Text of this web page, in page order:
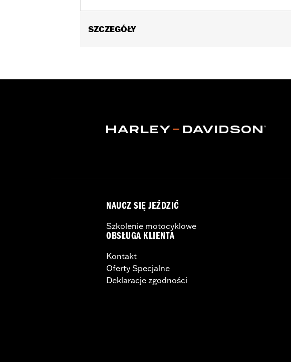
SZCZEGÓŁY
Origin:Imported
NAUCZ SIĘ JEŹDZIĆ
Szkolenie motocyklowe
OBSŁUGA KLIENTA
Kontakt
Oferty Specjalne
Deklaracje zgodności